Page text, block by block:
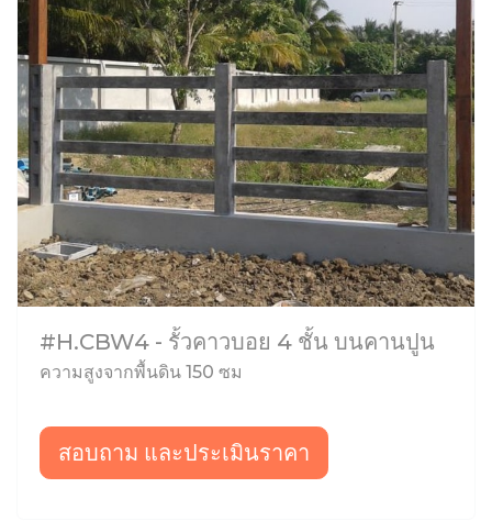
#H.CBW4 - รั้วคาวบอย 4 ชั้น บนคานปูน
ความสูงจากพื้นดิน 150 ซม
สอบถาม และประเมินราคา